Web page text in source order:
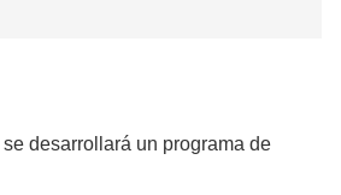
desarrollará un programa de